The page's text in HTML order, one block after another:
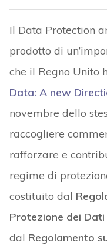
Il Data Protection
prodotto di
che il Regno Unito
Data: A new
novembre dello
raccogliere
rafforzare e
regime di
costituito dal
Protezione dei Dati
dal Regolamento